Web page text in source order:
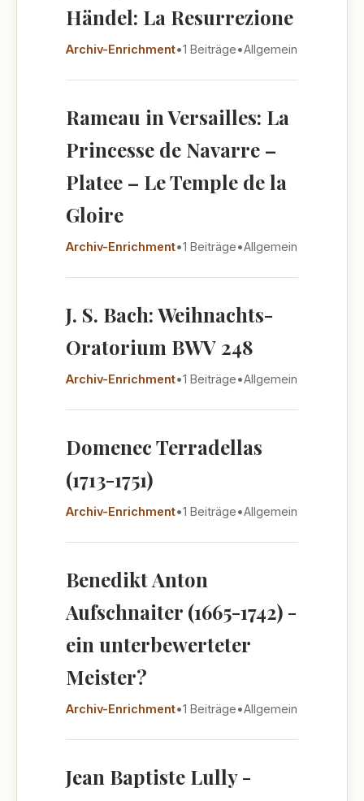
Händel: La Resurrezione
Archiv-Enrichment•1 Beiträge•Allgemein
Rameau in Versailles: La
Princesse de Navarre –
Platee – Le Temple de la
Gloire
Archiv-Enrichment•1 Beiträge•Allgemein
J. S. Bach: Weihnachts-
Oratorium BWV 248
Archiv-Enrichment•1 Beiträge•Allgemein
Domenec Terradellas
(1713-1751)
Archiv-Enrichment•1 Beiträge•Allgemein
Benedikt Anton
Aufschnaiter (1665-1742) -
ein unterbewerteter
Meister?
Archiv-Enrichment•1 Beiträge•Allgemein
Jean Baptiste Lully -